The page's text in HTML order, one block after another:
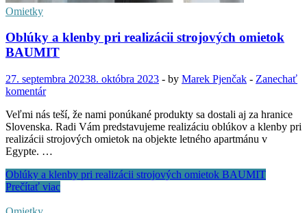
Omietky
Oblúky a klenby pri realizácii strojových omietok
BAUMIT
27. septembra 20238. októbra 2023 - by Marek Pjenčak - Zanechať
komentár
Veľmi nás teší, že nami ponúkané produkty sa dostali aj za hranice
Slovenska. Radi Vám predstavujeme realizáciu oblúkov a klenby pri
realizácii strojových omietok na objekte letného apartmánu v
Egypte. …
Oblúky a klenby pri realizácii strojových omietok BAUMIT
Prečítať viac